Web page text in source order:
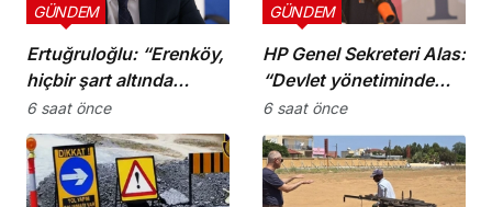
Ertuğruloğlu: “Erenköy,
hiçbir şart altında
esareti kabul
etmeyeceğimizin en
açık kanıtıdır”
GÜNDEM
6 saat önce
HP Genel Sekreteri Alas:
“Devlet yönetiminde
köklü bir zihniyet
değişimine ihtiyaç var”
GÜNDEM
6 saat önce